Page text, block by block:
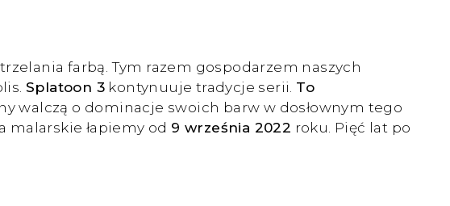
farbą. Tym razem gospodarzem naszych
Splatoon 3 kontynuuje tradycje serii. To
walczą o dominacje swoich barw w dosłownym tego
malarskie łapiemy od 9 września 2022 roku. Pięć lat po